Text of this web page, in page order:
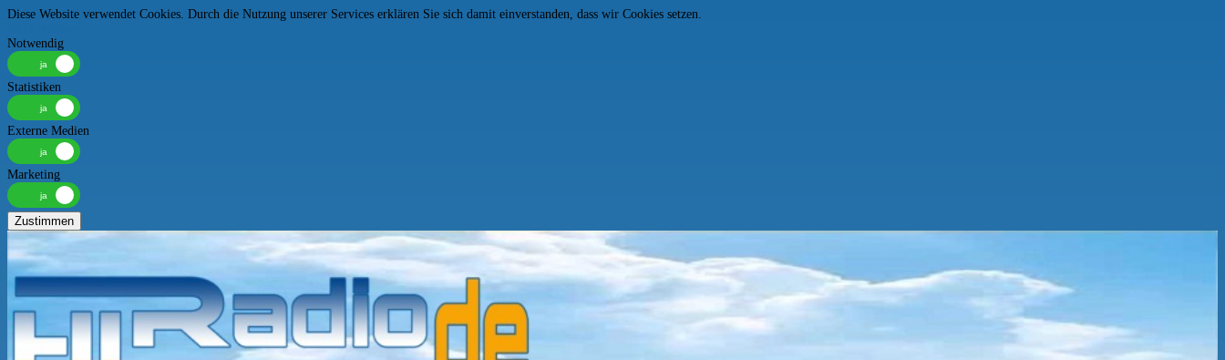
Diese Website verwendet Cookies. Durch die Nutzung unserer Services erklären Sie sich damit einverstanden, dass wir Cookies setzen.
Notwendig
Statistiken
Externe Medien
Marketing
Zustimmen